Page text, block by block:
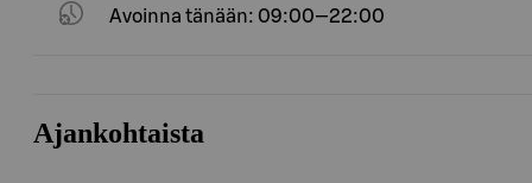
Avoinna tänään: 09:00—22:00
Ajankohtaista